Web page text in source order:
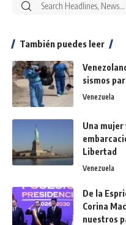
También puedes leer
sismos
Venezuela
Una mujer
Libertad
Venezuela
De la
Corina
nuestros